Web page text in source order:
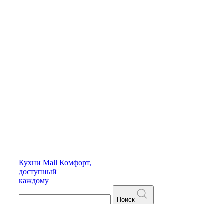
Кухни Mall Комфорт,
доступный
каждому
Поиск